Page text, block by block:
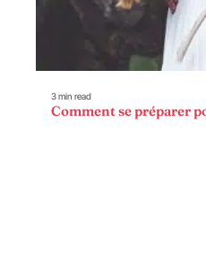
3 min read
Comment se préparer